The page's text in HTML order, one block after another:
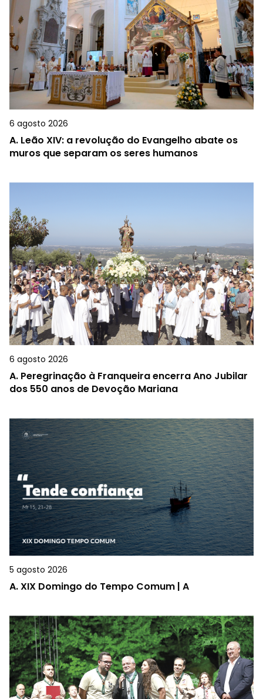
6 agosto 2026
A. Leão XIV: a revolução do Evangelho abate os
muros que separam os seres humanos
6 agosto 2026
A. Peregrinação à Franqueira encerra Ano Jubilar
dos 550 anos de Devoção Mariana
5 agosto 2026
A.XIX Domingo do Tempo Comum | A